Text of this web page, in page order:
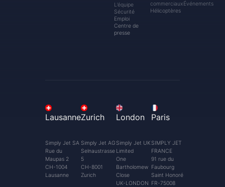
L’équipe
Sécurité
Emploi
Centre de
presse
commerciaux
Hélicoptères
Événements
Lausanne
Simply Jet SA
Rue du
Maupas 2
CH-1004
Lausanne
Zurich
Simply Jet AG
Selnaustrasse
5
CH-8001
Zurich
London
Simply Jet UK
Limited
One
Bartholomew
Close
UK-LONDON
Paris
SIMPLY JET
FRANCE
91 rue du
Faubourg
Saint Honoré
FR-75008